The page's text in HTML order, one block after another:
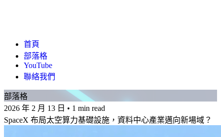
首頁
部落格
YouTube
聯絡我們
部落格
2026 年 2 月 13 日 • 1 min read
SpaceX 布局太空算力基礎設施，資料中心產業邁向新場域？